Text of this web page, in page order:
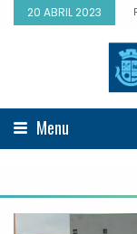
20 ABRIL 2023
Menu